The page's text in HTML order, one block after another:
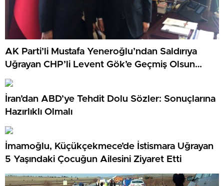
AK Parti’li Mustafa Yeneroğlu’ndan Saldırıya
Uğrayan CHP’li Levent Gök’e Geçmiş Olsun
Ziyareti
İran’dan ABD’ye Tehdit Dolu Sözler: Sonuçlarına
Hazırlıklı Olmalı
İmamoğlu, Küçükçekmece’de İstismara Uğrayan
5 Yaşındaki Çocuğun Ailesini Ziyaret Etti